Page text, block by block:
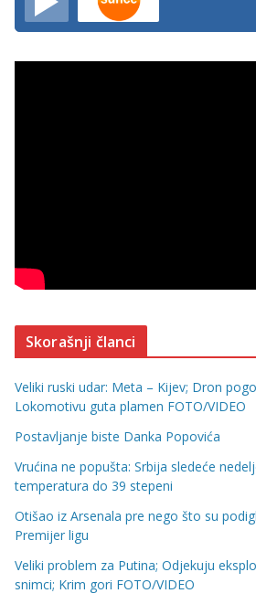
Skorašnji članci
Veliki ruski udar: Meta – Kijev; Dron
Lokomotivu guta plamen FOTO/VIDEO
Postavljanje biste Danka Popovića
Vrućina ne popušta: Srbija sledeće
temperatura do 39 stepeni
Otišao iz Arsenala pre nego što su
Premijer ligu
Veliki problem za Putina; Odjekuju
snimci; Krim gori FOTO/VIDEO